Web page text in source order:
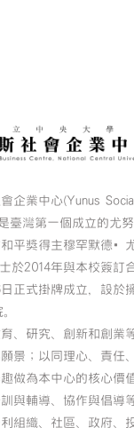
企業中心(Yunus Social
臺灣第一個成立的尤
平獎得主穆罕默德•
於2014年與本校簽訂
正式掛牌成立，設於
、研究、創新和創業
景；以同理心、責任
做為本中心的核心價
與輔導、協作與倡導
組織、社區、政府、